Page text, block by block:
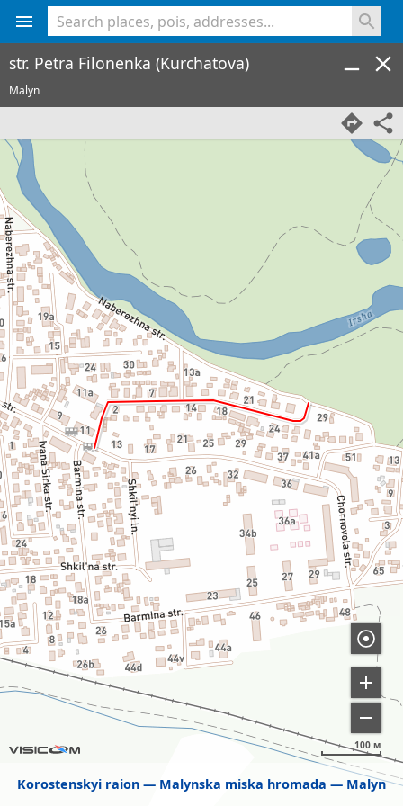
Korostenskyi raion Malynska miska hromada Malyn
100 м
str. Petra Filonenka (Kurchatova)
Malyn
<% console.log(hcard) %>